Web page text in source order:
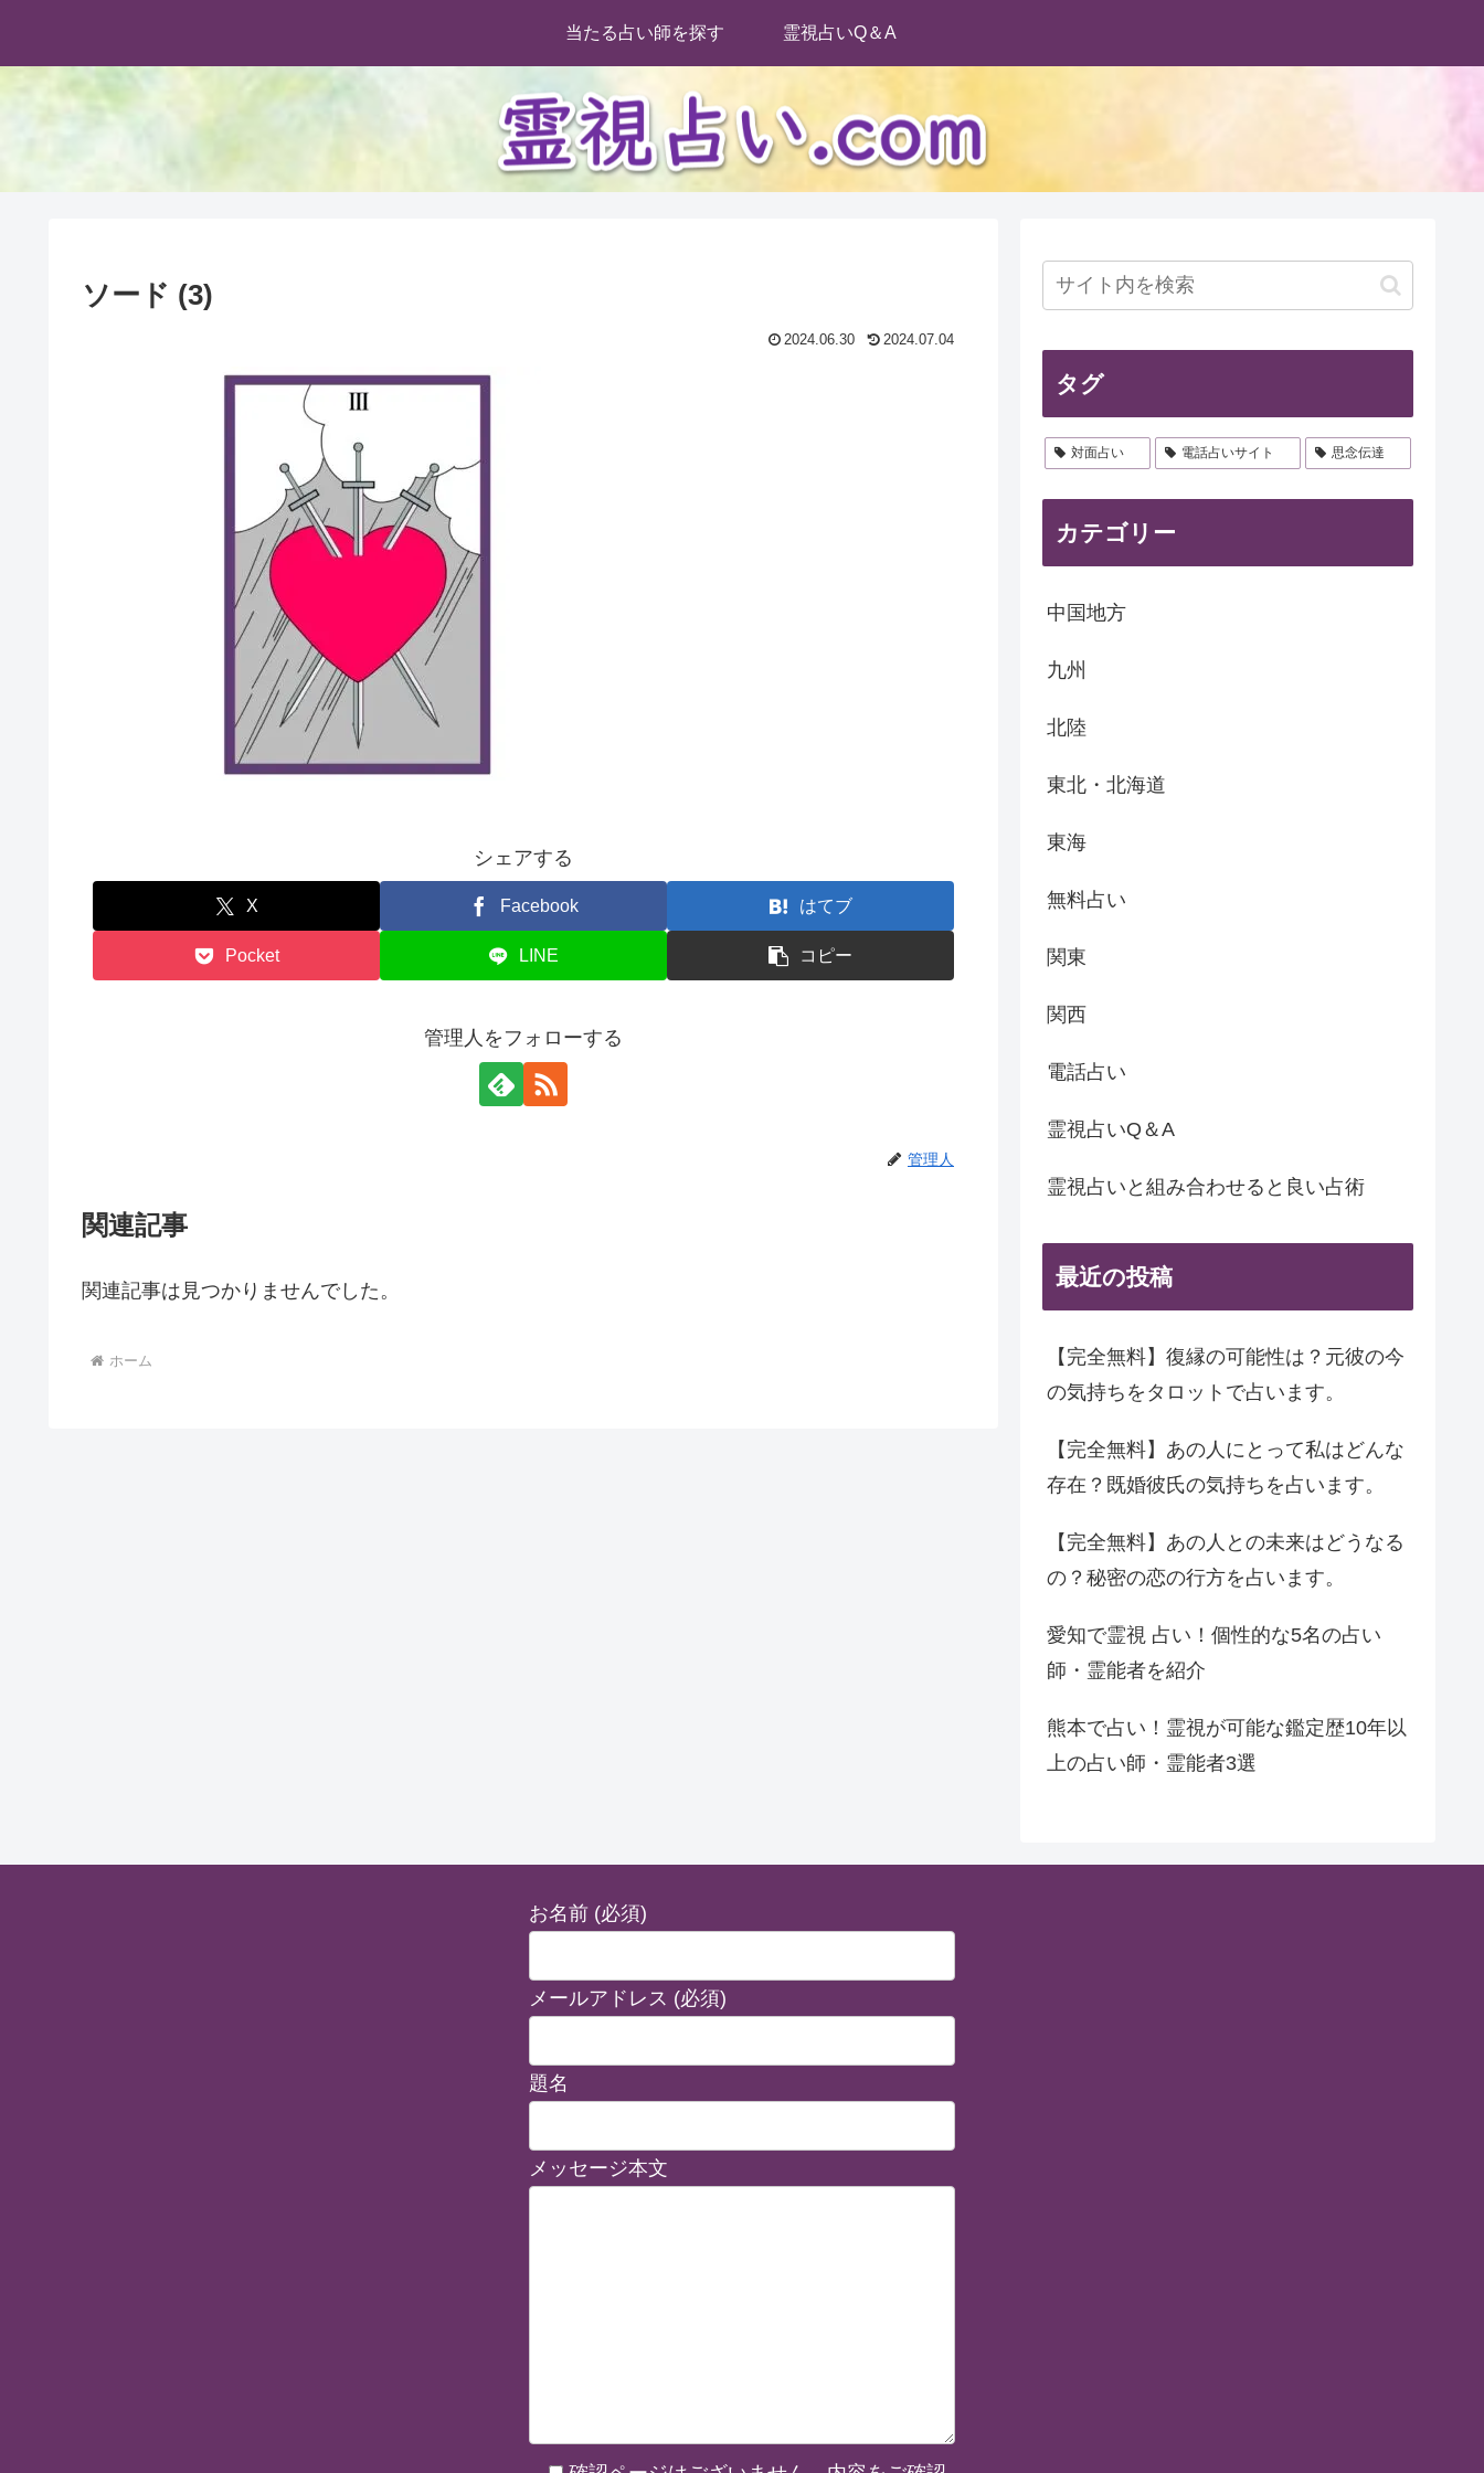
当たる占い師を探す 霊視占いQ＆A
ソード (3)
2024.06.30 2024.07.04
シェアする
X Facebook はてブ
Pocket LINE コピー
管理人をフォローする
管理人
関連記事
関連記事は見つかりませんでした。
ホーム
タグ
対面占い 電話占いサイト 思念伝達
カテゴリー
中国地方
九州
北陸
東北・北海道
東海
無料占い
関東
関西
電話占い
霊視占いQ＆A
霊視占いと組み合わせると良い占術
最近の投稿
【完全無料】復縁の可能性は？元彼の今
の気持ちをタロットで占います。
【完全無料】あの人にとって私はどんな
存在？既婚彼氏の気持ちを占います。
【完全無料】あの人との未来はどうなる
の？秘密の恋の行方を占います。
愛知で霊視 占い！個性的な5名の占い
師・霊能者を紹介
熊本で占い！霊視が可能な鑑定歴10年以
上の占い師・霊能者3選
お名前 (必須)
メールアドレス (必須)
題名
メッセージ本文